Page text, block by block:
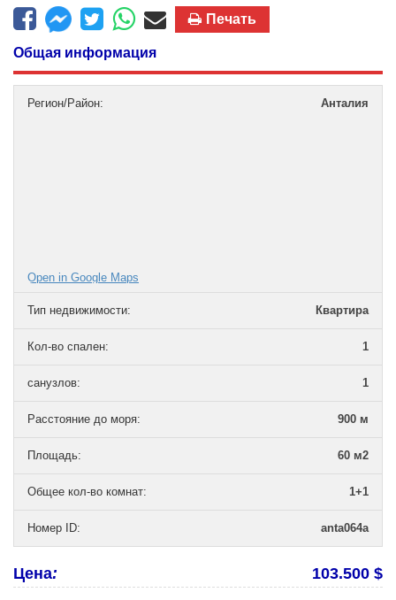
Печать
Общая информация
Регион/Район: Анталия
Open in Google Maps
Тип недвижимости: Квартира
Кол-во спален: 1
санузлов: 1
Расстояние до моря: 900 м
Площадь: 60 м2
Общее кол-во комнат: 1+1
Номер ID: anta064a
Цена: 103.500 $